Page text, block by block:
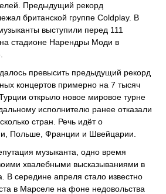
Предыдущий рекорд
британской группе Coldplay. В
выступили перед 111
стадионе Нарендры Моди в
превысить предыдущий рекорд
концертов примерно на 7 тысяч
открыло новое мировое турне
исполнителю ранее отказали
стран. Речь идёт о
Польше, Франции и Швейцарии.
музыканта, одно время
хвалебными высказываниями в
В середине апреля стало известно
в Марселе на фоне недовольства